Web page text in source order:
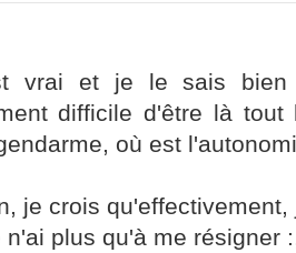
vrai et je le sais bien
difficile d'être là
où est
je crois
n'ai plus qu'à me résigner